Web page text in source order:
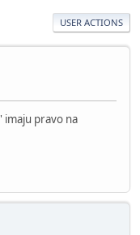
USER ACTIONS
imaju pravo na